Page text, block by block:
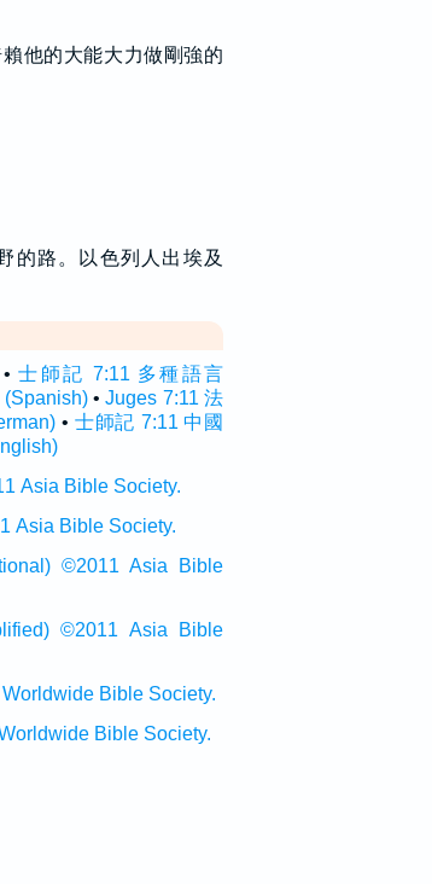
他的大能大力做剛強的
的路。以色列人出埃及
士師記 7:11 多種語言
•Juges 7:11 法
• 士師記 7:11 中國
Asia Bible Society.
Asia Bible Society.
©2011 Asia Bible
©2011 Asia Bible
Bible Society.
Bible Society.